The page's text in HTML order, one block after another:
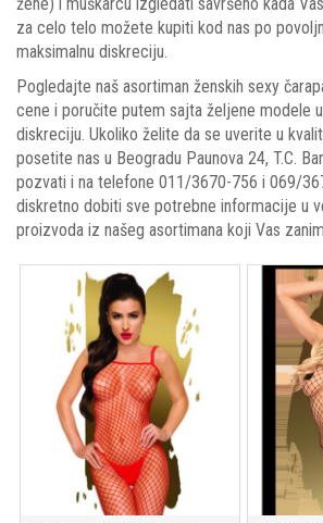
žene) i muškarcu izgledati savršeno kada
za celo telo možete kupiti kod nas po
maksimalnu diskreciju.
Pogledajte naš asortiman ženskih sexy
cene i poručite putem sajta željene modele
diskreciju. Ukoliko želite da se uverite u
posetite nas u Beogradu Paunova 24, T.C.
pozvati i na telefone 011/3670-756 i 069/
diskretno dobiti sve potrebne informacije u
proizvoda iz našeg asortimana koji Vas